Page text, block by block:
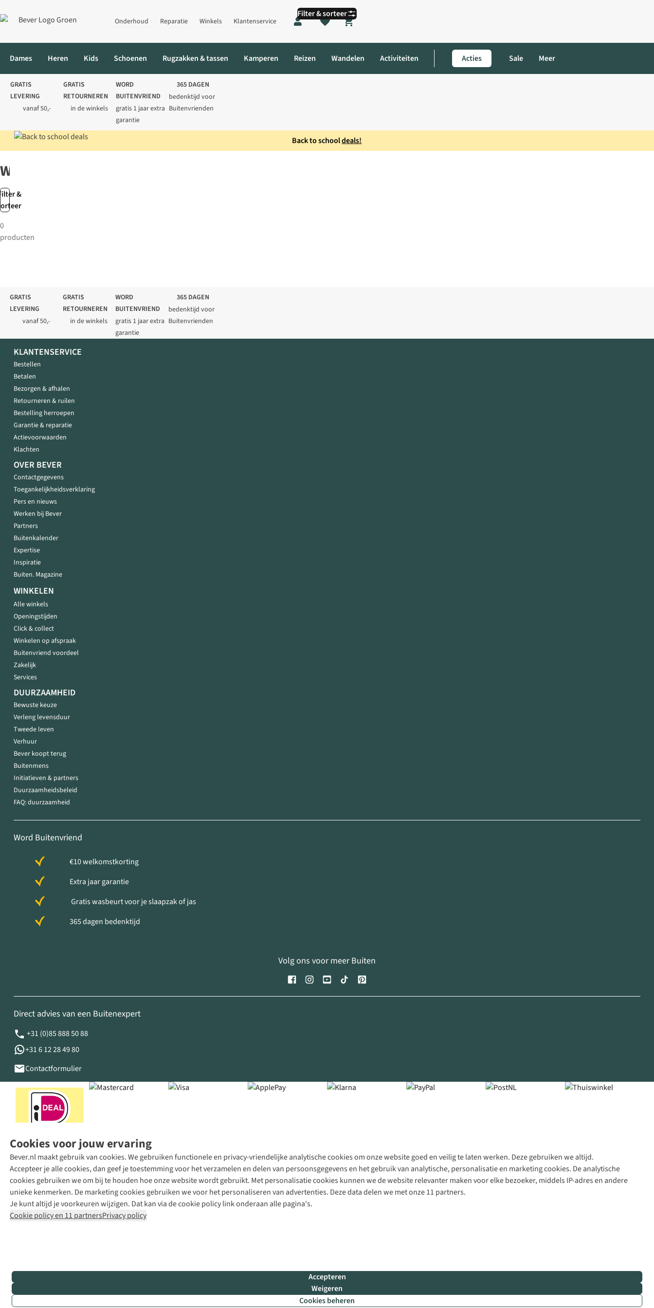
Onderhoud Reparatie Winkels Klantenservice
Shopping cart
Dames Heren Kids Schoenen Rugzakken & tassen Kamperen Reizen Wandelen Activiteiten Acties Sale Meer
GRATIS
LEVERING
vanaf 50,-
GRATIS
RETOURNEREN
in de winkels
WORD
BUITENVRIEND
gratis 1 jaar extra
garantie
365 DAGEN
bedenktijd voor
Buitenvrienden
Back to schooldeals!
&
Filter & sorteer
Wintersteiger
0
producten
Cookies voor jouw ervaring
Bever.nl maakt gebruik van cookies. We gebruiken functionele en privacy-vriendelijke analytische cookies om onze website goed en veilig te laten werken. Deze gebruiken we altijd.
Accepteer je alle cookies, dan geef je toestemming voor het verzamelen en delen van persoonsgegevens en het gebruik van analytische, personalisatie en marketing cookies. De analytische
cookies gebruiken we om bij te houden hoe onze website wordt gebruikt. Met personalisatie cookies kunnen we de website relevanter maken voor elke bezoeker, middels IP-adres en andere
unieke kenmerken. De marketing cookies gebruiken we voor het personaliseren van advertenties. Deze data delen we met onze 11 partners.
Je kunt altijd je voorkeuren wijzigen. Dat kan via de cookie policy link onderaan alle pagina's.
Cookie policy en 11 partnersPrivacy policy
Accepteren
Weigeren
Cookies beheren
GRATIS
LEVERING
vanaf 50,-
GRATIS
RETOURNEREN
in de winkels
WORD
BUITENVRIEND
gratis 1 jaar extra
garantie
365 DAGEN
bedenktijd voor
Buitenvrienden
KLANTENSERVICE
Bestellen
Betalen
Bezorgen & afhalen
Retourneren & ruilen
Bestelling herroepen
Garantie & reparatie
Actievoorwaarden
Klachten
OVER BEVER
Contactgegevens
Toegankelijkheidsverklaring
Pers en nieuws
Werken bij Bever
Partners
Buitenkalender
Expertise
Inspiratie
Buiten. Magazine
WINKELEN
Alle winkels
Openingstijden
Click & collect
Winkelen op afspraak
Buitenvriend voordeel
Zakelijk
Services
DUURZAAMHEID
Bewuste keuze
Verleng levensduur
Tweede leven
Verhuur
Bever koopt terug
Buitenmens
Initiatieven & partners
Duurzaamheidsbeleid
FAQ: duurzaamheid
Word Buitenvriend
€10 welkomstkorting
Extra jaar garantie
Gratis wasbeurt voor je slaapzak of jas
365 dagen bedenktijd
Volg ons voor meer Buiten
Direct advies van een Buitenexpert
+31 (0)85 888 50 88
+31 6 12 28 49 80
Contactformulier
Bever
B.V.